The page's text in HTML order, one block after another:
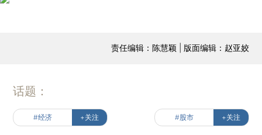
责任编辑：陈慧颖 | 版面编辑：赵亚姣
话题：
#经济 +关注 #股市 +关注